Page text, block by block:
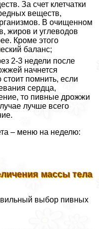
За счет клетчатки
веществ,
В очищенном
жиров и углеводов
Кроме этого
баланс;
2-3 недели после
начнется
помнить, если
сердца,
то пивные дрожжи
лучше всего
– меню на неделю:
массы тела
выбор пивных